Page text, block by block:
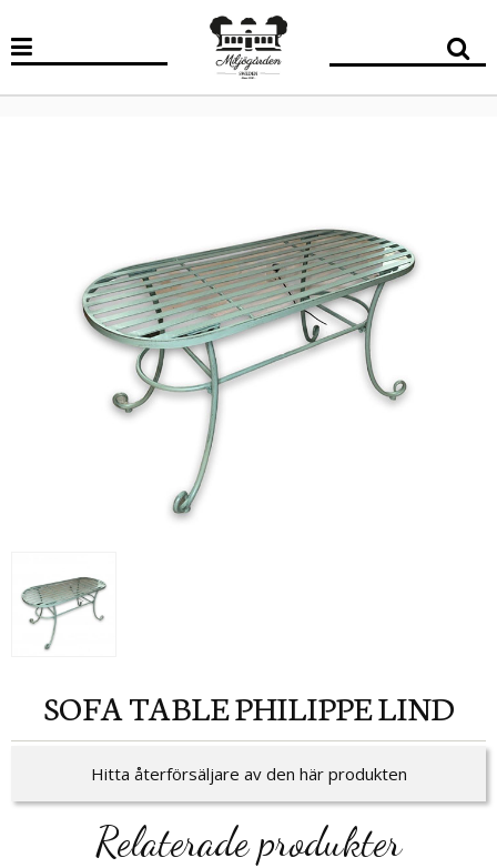
SOFA TABLE PHILIPPE LIND
Hitta återförsäljare av den här produkten
Relaterade produkter